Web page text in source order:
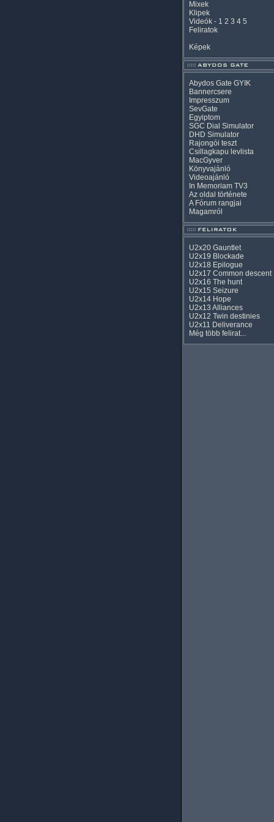
Mixek
Klipek
Videók - 1 2 3 4 5
Feliratok
Képek
Abydos Gate GYIK
Bannercsere
Impresszum
SevGate
Egyiptom
SGC Dial Simulator
DHD Simulator
Rajongói teszt
Csillagkapu levlista
MacGyver
Könyvajánló
Videoajánló
In Memoriam TV3
Az oldal története
A Fórum rangjai
Magamról
U2x20 Gauntlet
U2x19 Blockade
U2x18 Epilogue
U2x17 Common descent
U2x16 The hunt
U2x15 Seizure
U2x14 Hope
U2x13 Alliances
U2x12 Twin destinies
U2x11 Deliverance
Még több felirat...